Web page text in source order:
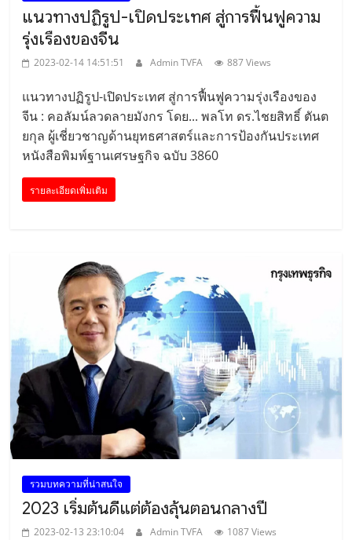
แนวทางปฏิรูป-เปิดประเทศ สู่การฟื้นฟูความ
รุ่งเรืองของจีน
2023-02-14 14:51:51 Admin TVFA 887 Views
แนวทางปฏิรูป-เปิดประเทศ สู่การฟื้นฟูความรุ่งเรืองของ
จีน : คอลัมน์ลวดลายมังกร โดย... พลโท ดร.ไชยสิทธิ์ ตันต
ยกุล ผู้เชี่ยวชาญด้านยุทธศาสตร์และการป้องกันประเทศ
หนังสือพิมพ์ฐานเศรษฐกิจ ฉบับ 3860
รายละเอียดเพิ่มเติม
รวมบทความที่น่าสนใจ
2023 เริ่มต้นดีแต่ต้องลุ้นตอนกลางปี
2023-02-13 23:10:04 Admin TVFA 1087 Views